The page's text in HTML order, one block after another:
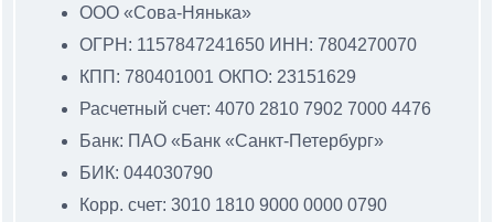
ООО «Сова-Нянька»
ОГРН: 1157847241650 ИНН: 7804270070
КПП: 780401001 ОКПО: 23151629
Расчетный счет: 4070 2810 7902 7000 4476
Банк: ПАО «Банк «Санкт-Петербург»
БИК: 044030790
Корр. счет: 3010 1810 9000 0000 0790